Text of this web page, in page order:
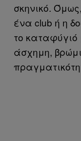
σκηνικό.
ένα club ή η
το
άσχημη,